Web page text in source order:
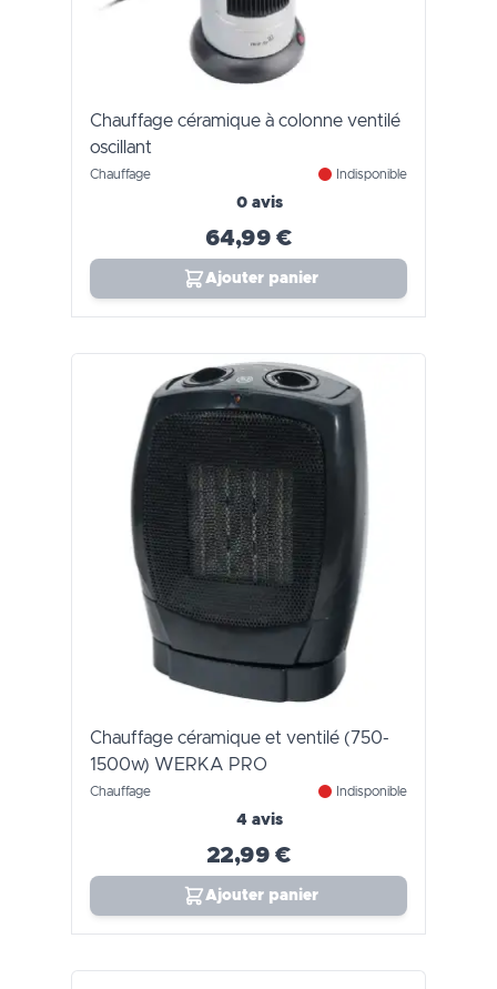
Chauffage céramique à colonne ventilé
oscillant
Chauffage Indisponible
0 avis
64,99 €
Ajouter panier
Chauffage céramique et ventilé (750-
1500w) WERKA PRO
Chauffage Indisponible
4 avis
22,99 €
Ajouter panier